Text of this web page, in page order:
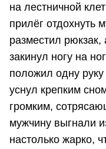
на лестничной
прилёг отдохнуть
разместил
закинул ногу на
положил одну
уснул крепким
громким,
мужчину выгнали
настолько жарко,